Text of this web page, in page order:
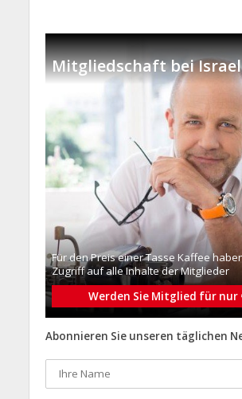
Mitgliedschaft bei
Für den Preis einer Tasse Kaffee
Zugriff auf alle Inhalte der Mitglieder
Werden Sie Mitglied für nur
Abonnieren Sie unseren täglichen